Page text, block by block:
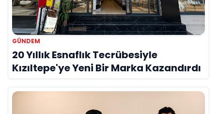
GÜNDEM
20 Yıllık Esnaflık Tecrübesiyle
Kızıltepe'ye Yeni Bir Marka Kazandırdı